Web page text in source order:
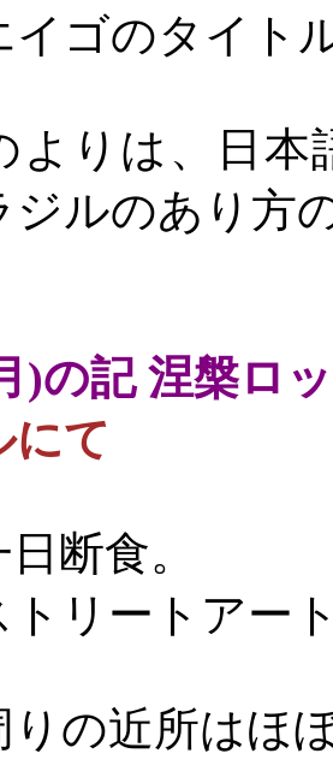
イゴのタイト
よりは、日
ジルのあり方
)の記 涅槃ロ
にて
断食。
トリートアー
りの近所はほ